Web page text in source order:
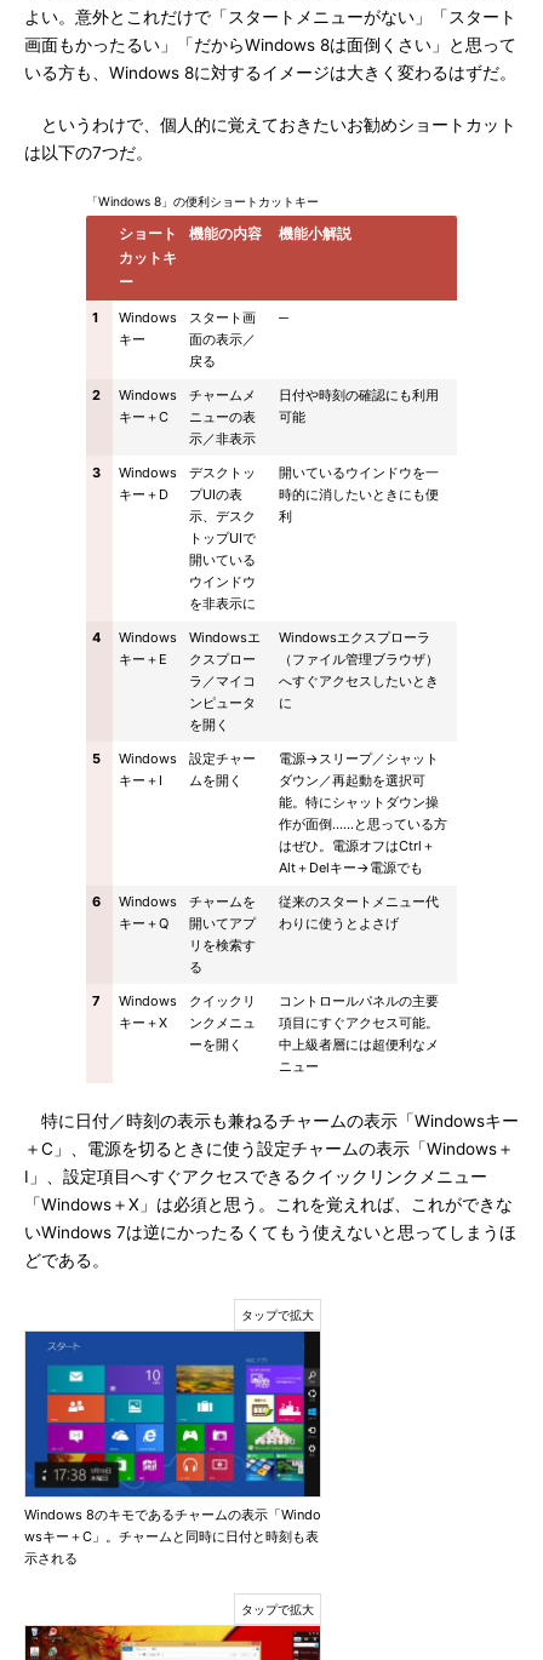
よい。意外とこれだけで「スタートメニューがない」「スタート
画面もかったるい」「だからWindows 8は面倒くさい」と思って
いる方も、Windows 8に対するイメージは大きく変わるはずだ。
というわけで、個人的に覚えておきたいお勧めショートカット
は以下の7つだ。
「Windows 8」の便利ショートカットキー
ショート
カットキ
ー
機能の内容 機能小解説
1
Windows
キー
スタート画
面の表示／
戻る
─
2
Windows
キー＋C
チャームメ
ニューの表
示／非表示
日付や時刻の確認にも利用
可能
3
Windows
キー＋D
デスクトッ
プUIの表
示、デスク
トップUIで
開いている
ウインドウ
を非表示に
開いているウインドウを一
時的に消したいときにも便
利
4
Windows
キー＋E
Windowsエ
クスプロー
ラ／マイコ
ンピュータ
を開く
Windowsエクスプローラ
（ファイル管理ブラウザ）
へすぐアクセスしたいとき
に
5
Windows
キー＋I
設定チャー
ムを開く
電源→スリープ／シャット
ダウン／再起動を選択可
能。特にシャットダウン操
作が面倒……と思っている方
はぜひ。電源オフはCtrl＋
Alt＋Delキー→電源でも
6
Windows
キー＋Q
チャームを
開いてアプ
リを検索す
る
従来のスタートメニュー代
わりに使うとよさげ
7
Windows
キー＋X
クイックリ
ンクメニュ
ーを開く
コントロールパネルの主要
項目にすぐアクセス可能。
中上級者層には超便利なメ
ニュー
特に日付／時刻の表示も兼ねるチャームの表示「Windowsキー
＋C」、電源を切るときに使う設定チャームの表示「Windows＋
I」、設定項目へすぐアクセスできるクイックリンクメニュー
「Windows＋X」は必須と思う。これを覚えれば、これができな
いWindows 7は逆にかったるくてもう使えないと思ってしまうほ
どである。
Windows 8のキモであるチャームの表示「Windo
wsキー＋C」。チャームと同時に日付と時刻も表
示される